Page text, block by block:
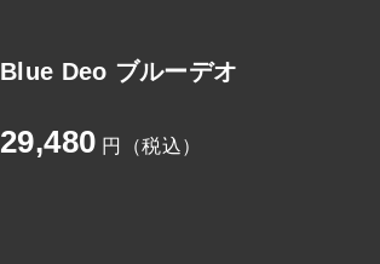
Blue Deo ブルーデオ
29,480 円（税込）